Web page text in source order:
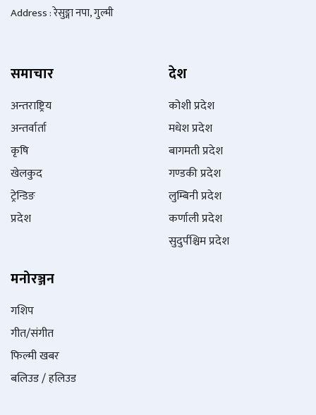
Address : रेसुङ्गा नपा, गुल्मी
समाचार
अन्तराष्ट्रिय
अन्तर्वार्ता
कृषि
खेलकुद
ट्रेन्डिङ
प्रदेश
देश
कोशी प्रदेश
मधेश प्रदेश
बागमती प्रदेश
गण्डकी प्रदेश
लुम्बिनी प्रदेश
कर्णाली प्रदेश
सुदुर्पश्चिम प्रदेश
मनोरञ्जन
गशिप
गीत/संगीत
फिल्मी खबर
बलिउड / हलिउड